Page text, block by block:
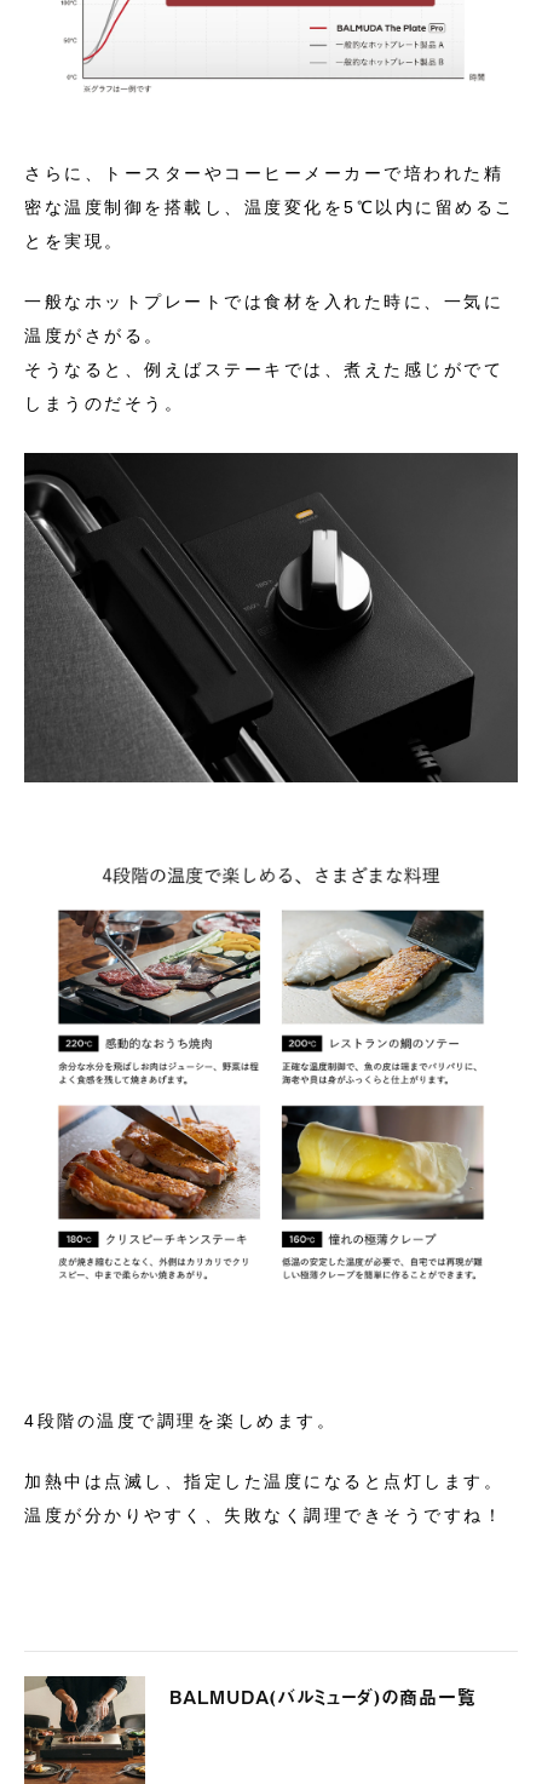
さらに、トースターやコーヒーメーカーで培われた精
密な温度制御を搭載し、温度変化を5℃以内に留めるこ
とを実現。
一般なホットプレートでは食材を入れた時に、一気に
温度がさがる。
そうなると、例えばステーキでは、煮えた感じがでて
しまうのだそう。
4段階の温度で調理を楽しめます。
加熱中は点滅し、指定した温度になると点灯します。
温度が分かりやすく、失敗なく調理できそうですね！
BALMUDA(バルミューダ)の商品一覧